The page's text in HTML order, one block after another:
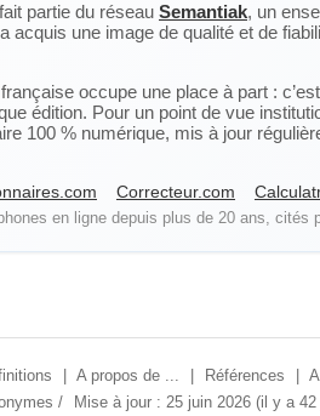
fait partie du réseau Semantiak, un
acquis une image de qualité et de
occupe une place à part :
édition. Pour un point de vue
100 % numérique, mis à jour
Correcteur.com
en ligne depuis plus de 20 ans,
A propos de ... Références
/ Mise à jour : 25 juin 2026 (il y a 42